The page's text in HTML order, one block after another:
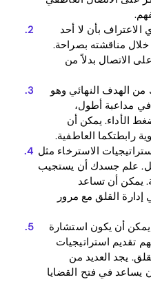
بأن لا أحد
مناقشته بصراحة.
الاتصال بدلاً من
من الهدف النهائي وهو
في مداعبة أطول،
الأداء. يمكن أن
رابطتكما العاطفية.
الاسترخاء مثل
علم جسدك أن يستجيب
يمكن أن تساعد
القلق مع مرور
يمكن أن يكون استشارة
تقديم استراتيجيات
يجد العديد من
يساعد في فتح القضايا